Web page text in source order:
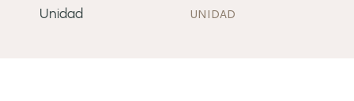
Unidad UNIDAD